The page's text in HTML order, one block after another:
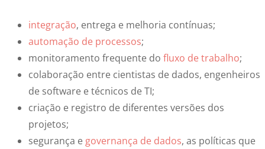
integração, entrega e melhoria contínuas;
automação de processos;
monitoramento frequente do fluxo de trabalho;
colaboração entre cientistas de dados, engenheiros
de software e técnicos de TI;
criação e registro de diferentes versões dos
projetos;
segurança e governança de dados, as políticas que